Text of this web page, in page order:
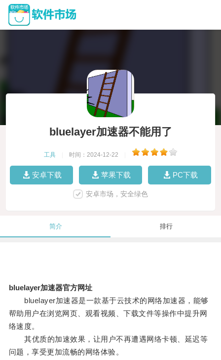
bluelayer加速器不能用了
工具 时间：2024-12-22
安卓下载 苹果下载 PC下载
安卓市场，安全绿色
简介 排行
bluelayer加速器官方网址
bluelayer加速器是一款基于云技术的网络加速器，能够
帮助用户在浏览网页、观看视频、下载文件等操作中提升网
络速度。
其优质的加速效果，让用户不再遭遇网络卡顿、延迟等
问题，享受更加流畅的网络体验。